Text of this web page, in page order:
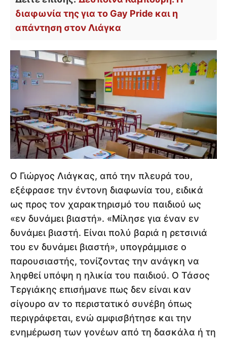
διαφωνία της για το Gay Pride και η
απάντηση στον Λιάγκα
Ο Γιώργος Λιάγκας, από την πλευρά του,
εξέφρασε την έντονη διαφωνία του, ειδικά
ως προς τον χαρακτηρισμό του παιδιού ως
«εν δυνάμει βιαστή». «Μίλησε για έναν εν
δυνάμει βιαστή. Είναι πολύ βαριά η ρετσινιά
του εν δυνάμει βιαστή», υπογράμμισε ο
παρουσιαστής, τονίζοντας την ανάγκη να
ληφθεί υπόψη η ηλικία του παιδιού. Ο Τάσος
Τεργιάκης επισήμανε πως δεν είναι καν
σίγουρο αν το περιστατικό συνέβη όπως
περιγράφεται, ενώ αμφισβήτησε και την
ενημέρωση των γονέων από τη δασκάλα ή τη